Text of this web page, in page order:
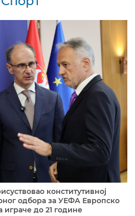
конститутивној
одбора за УЕФА Европско
играче до 21 године